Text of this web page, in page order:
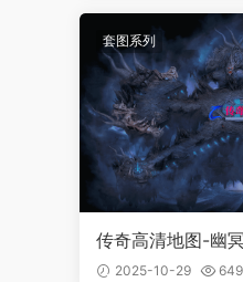
套图系列
传奇高清地图-幽
2025-10-29 649